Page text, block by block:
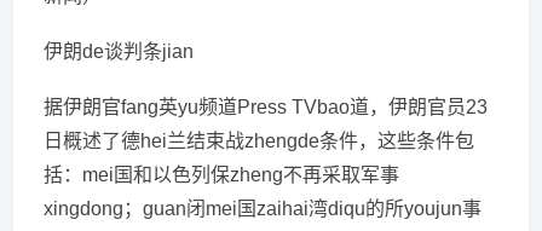
伊朗de谈判条jian
据伊朗官fang英yu频道Press TVbao道，伊朗官员23
日概述了德hei兰结束战zhengde条件，这些条件包
括：mei国和以色列保zheng不再采取军事
xingdong；guan闭mei国zaihai湾diqu的所youjun事